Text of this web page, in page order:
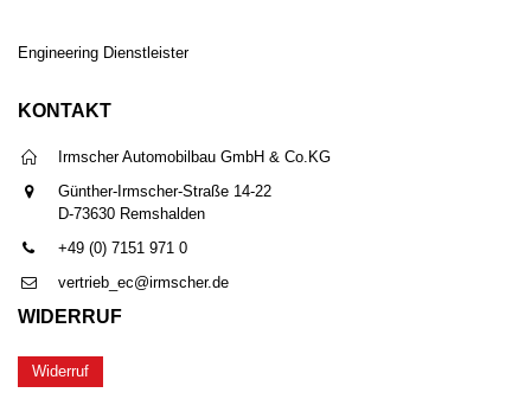
Engineering Dienstleister
KONTAKT
Irmscher Automobilbau GmbH & Co.KG
Günther-Irmscher-Straße 14-22
D-73630 Remshalden
+49 (0) 7151 971 0
vertrieb_ec@irmscher.de
WIDERRUF
Widerruf